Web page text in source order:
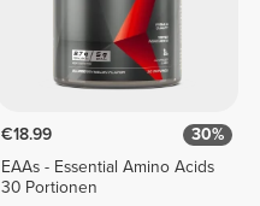
€18.99
30%
EAAs - Essential Amino Acids
30 Portionen